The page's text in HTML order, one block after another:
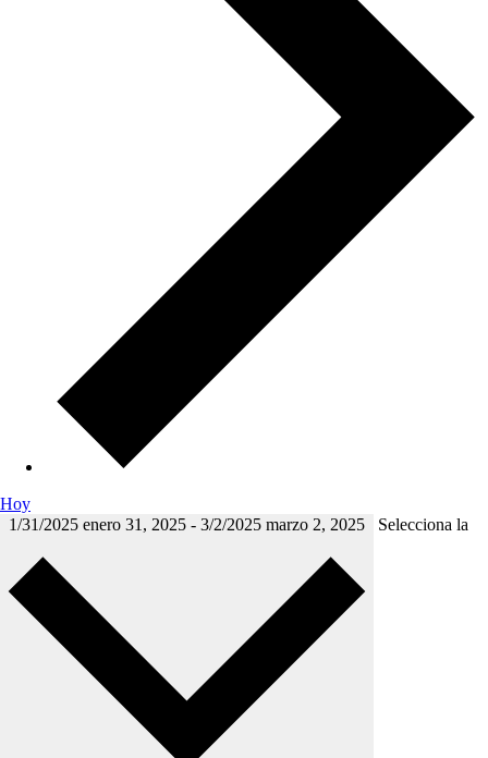
Hoy
1/31/2025 enero 31, 2025 - 3/2/2025 marzo 2, 2025 Selecciona la